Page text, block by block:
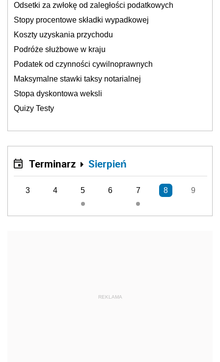
Odsetki za zwłokę od zaległości podatkowych
Stopy procentowe składki wypadkowej
Koszty uzyskania przychodu
Podróże służbowe w kraju
Podatek od czynności cywilnoprawnych
Maksymalne stawki taksy notarialnej
Stopa dyskontowa weksli
Quizy Testy
Terminarz Sierpień
3 4 5 6 7 8 9
REKLAMA